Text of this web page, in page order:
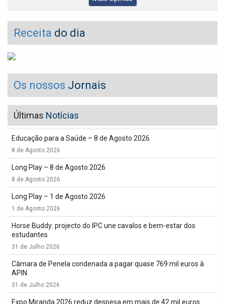
Receita do dia
Os nossos Jornais
Últimas Notícias
Educação para a Saúde – 8 de Agosto 2026
8 de Agosto 2026
Long Play – 8 de Agosto 2026
8 de Agosto 2026
Long Play – 1 de Agosto 2026
1 de Agosto 2026
Horse Buddy: projecto do IPC une cavalos e bem-estar dos
estudantes
31 de Julho 2026
Câmara de Penela condenada a pagar quase 769 mil euros à
APIN
31 de Julho 2026
Expo Miranda 2026 reduz despesa em mais de 42 mil euros